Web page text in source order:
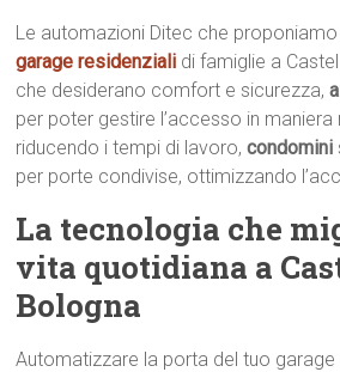
Le automazioni Ditec che
garage residenziali di famiglie a
che desiderano comfort e sicurezza,
per poter gestire l’accesso in
riducendo i tempi di lavoro,condomini
per porte condivise, ottimizzando
La tecnologia che
vita quotidiana a
Bologna
Automatizzare la porta del tuo garage